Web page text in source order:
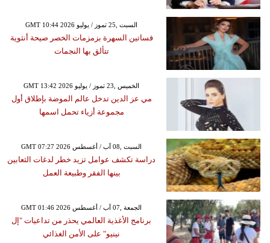
GMT 10:44 2026 السبت ,25 تموز / يوليو
فساتين السهرة بزمزمات الخصر صيحة أنثوية
تتألق بها النجمات
GMT 13:42 2026 الخميس ,23 تموز / يوليو
مي عز الدين تدخل عالم الموضة بإطلاق أول
مجموعة أزياء تحمل اسمها
GMT 07:27 2026 السبت ,08 آب / أغسطس
دراسة تكشف عوامل تزيد خطر لدغات الثعابين
بينها الفقر وطبيعة العمل
GMT 01:46 2026 الجمعة ,07 آب / أغسطس
برنامج الأغذية العالمي يحذر من تداعيات "إل
نينيو" على الأمن الغذائي